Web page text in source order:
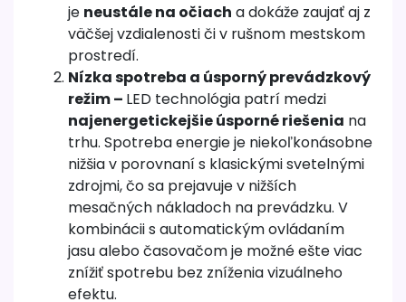
je neustále na očiach a dokáže zaujať aj z
väčšej vzdialenosti či v rušnom mestskom
prostredí.
Nízka spotreba a úsporný prevádzkový
režim – LED technológia patrí medzi
najenergetickejšie úsporné riešenia na
trhu. Spotreba energie je niekoľkonásobne
nižšia v porovnaní s klasickými svetelnými
zdrojmi, čo sa prejavuje v nižších
mesačných nákladoch na prevádzku. V
kombinácii s automatickým ovládaním
jasu alebo časovačom je možné ešte viac
znížiť spotrebu bez zníženia vizuálneho
efektu.